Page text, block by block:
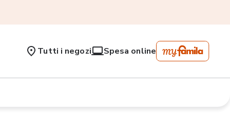
Tutti i negozi Spesa online